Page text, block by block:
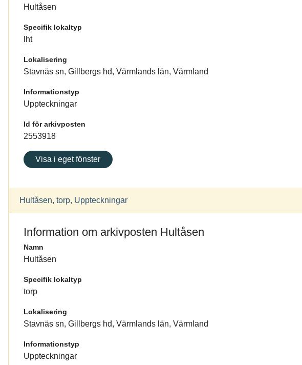
Hultåsen
Specifik lokaltyp
lht
Lokalisering
Stavnäs sn, Gillbergs hd, Värmlands län, Värmland
Informationstyp
Uppteckningar
Id för arkivposten
2553918
Visa i eget fönster
Hultåsen, torp, Uppteckningar
Information om arkivposten Hultåsen
Namn
Hultåsen
Specifik lokaltyp
torp
Lokalisering
Stavnäs sn, Gillbergs hd, Värmlands län, Värmland
Informationstyp
Uppteckningar